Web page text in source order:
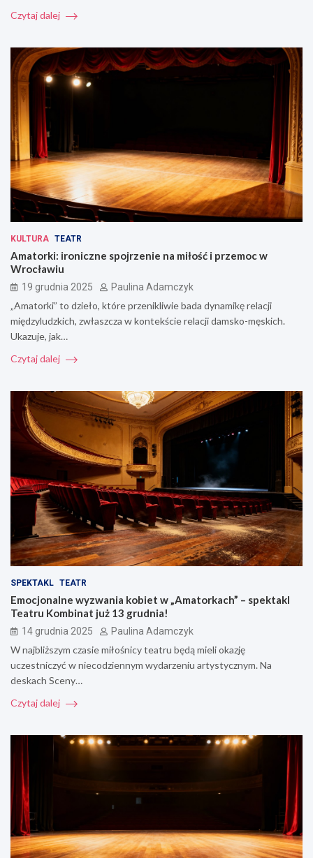
Czytaj dalej
KULTURA TEATR
Amatorki: ironiczne spojrzenie na miłość i przemoc w
Wrocławiu
19 grudnia 2025 Paulina Adamczyk
„Amatorki” to dzieło, które przenikliwie bada dynamikę relacji
międzyludzkich, zwłaszcza w kontekście relacji damsko-męskich.
Ukazuje, jak…
Czytaj dalej
SPEKTAKL TEATR
Emocjonalne wyzwania kobiet w „Amatorkach” – spektakl
Teatru Kombinat już 13 grudnia!
14 grudnia 2025 Paulina Adamczyk
W najbliższym czasie miłośnicy teatru będą mieli okazję
uczestniczyć w niecodziennym wydarzeniu artystycznym. Na
deskach Sceny…
Czytaj dalej